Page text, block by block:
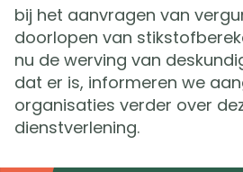
bij het aanvragen van
doorlopen van
nu de werving van
dat er is, informeren we
organisaties verder over
dienstverlening.